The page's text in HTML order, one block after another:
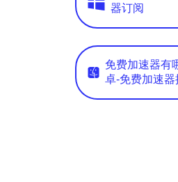
器订阅
免费加速器有
卓-免费加速